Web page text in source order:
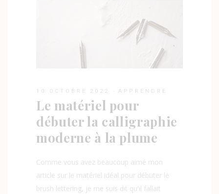
10 OCTOBRE 2022 APPRENDRE
Le matériel pour
débuter la calligraphie
moderne à la plume
Comme vous avez beaucoup aimé mon
article sur le matériel idéal pour débuter le
brush lettering, je me suis dit qu'il fallait